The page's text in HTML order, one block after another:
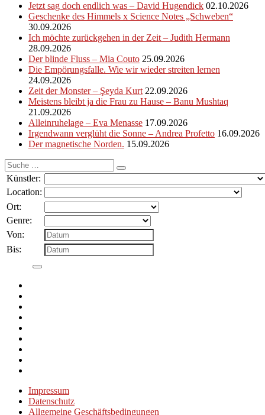
Jetzt sag doch endlich was – David Hugendick 02.10.2026
Geschenke des Himmels x Science Notes „Schweben“
30.09.2026
Ich möchte zurückgehen in der Zeit – Judith Hermann
28.09.2026
Der blinde Fluss – Mia Couto 25.09.2026
Die Empörungsfalle. Wie wir wieder streiten lernen
24.09.2026
Zeit der Monster – Şeyda Kurt 22.09.2026
Meistens bleibt ja die Frau zu Hause – Banu Mushtaq
21.09.2026
Alleinruhelage – Eva Menasse 17.09.2026
Irgendwann verglüht die Sonne – Andrea Profetto 16.09.2026
Der magnetische Norden. 15.09.2026
Suche
nach:
Künstler:
Location:
Ort:
Genre:
Von:
Bis:
Impressum
Datenschutz
Allgemeine Geschäftsbedingungen